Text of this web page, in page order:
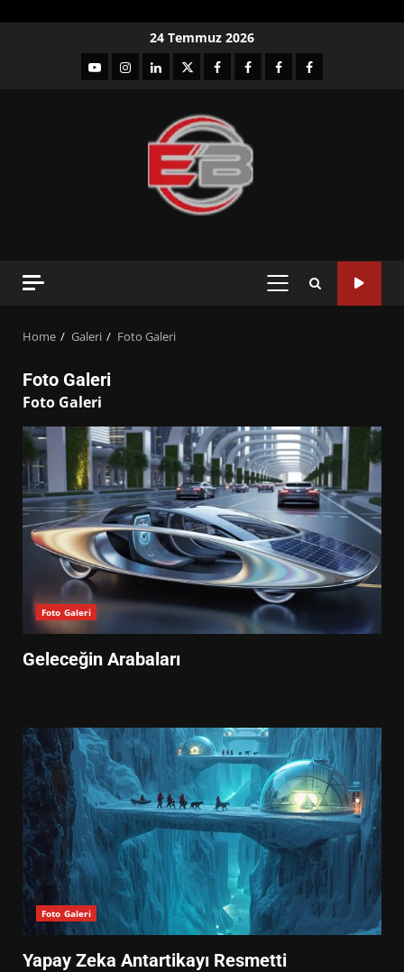
24 Temmuz 2026
YouTubeInstagram
LinkedIntwitterfacebook-Facebook-
Facebook-Facebook-
PRIMARY
Home Galeri Foto Galeri
Foto Galeri
Foto Galeri
Foto Galeri
Geleceğin Arabaları
Foto Galeri
Yapay Zeka Antartikayı Resmetti